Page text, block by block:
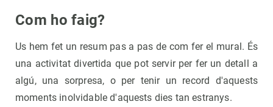
Com ho faig?
Us hem fet un resum pas a pas de com fer el mural. És
una activitat divertida que pot servir per fer un detall a
algú, una sorpresa, o per tenir un record d'aquests
moments inolvidable d'aquests dies tan estranys.